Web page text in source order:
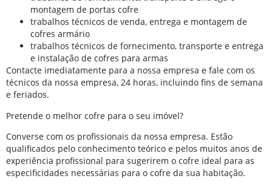
montagem de portas cofre
trabalhos técnicos de venda, entrega e montagem de
cofres armário
trabalhos técnicos de fornecimento, transporte e entrega
e instalação de cofres para armas
Contacte imediatamente para a nossa empresa e fale com os
técnicos da nossa empresa, 24 horas, incluindo fins de semana
e feriados.
Pretende o melhor cofre para o seu imóvel?
Converse com os profissionais da nossa empresa. Estão
qualificados pelo conhecimento teórico e pelos muitos anos de
experiência profissional para sugerirem o cofre ideal para as
especificidades necessárias para o cofre da sua habitação.